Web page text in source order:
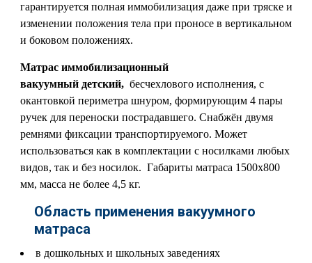
гарантируется полная иммобилизация даже при тряске и
изменении положения тела при проносе в вертикальном
и боковом положениях.
Матрас иммобилизационный
вакуумный детский, бесчехлового исполнения, с
окантовкой периметра шнуром, формирующим 4 пары
ручек для переноски пострадавшего. Снабжён двумя
ремнями фиксации транспортируемого. Может
использоваться как в комплектации с носилками любых
видов, так и без носилок. Габариты матраса 1500х800
мм, масса не более 4,5 кг.
Область применения вакуумного
матраса
в дошкольных и школьных заведениях